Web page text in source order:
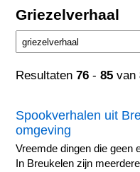
Griezelverhaal
Resultaten76 -85 van
Spookverhalen uit
omgeving
Vreemde dingen die geen
In Breukelen zijn